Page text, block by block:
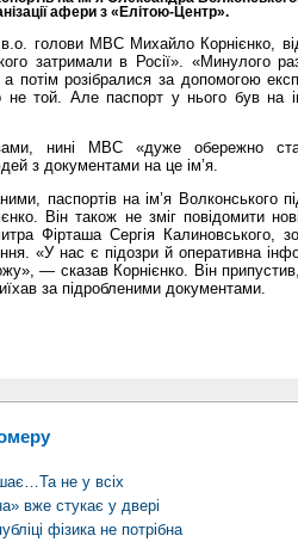
афери з «Елітою-Центр».
голови МВС Михайло Корнієнко,
затримали в Росії». «Минулого
потім розібралися за допомогою
той. Але паспорт у нього був на
нині МВС «дуже обережно
з документами на це ім’я.
паспортів на ім’я Волконського
Він також не зміг повідомити
Фірташа Сергія Калиновського,
«У нас є підозри й оперативна
— сказав Корнієнко. Він
за підробленими документами.
не у всіх
вже стукає у двері
фізика не потрібна